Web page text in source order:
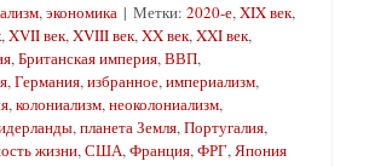
,экономика | Метки: 2020-е,XIX век,
,XVII век,XVIII век,XX век,XXI век,
,Британская империя,ВВП,
,Германия,избранное,империализм,
,колониализм,неоколониализм,
,планета Земля,Португалия,
жизни,США,Франция,ФРГ,Япония